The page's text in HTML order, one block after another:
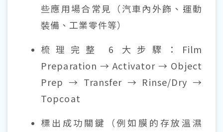
些應用場合常見（汽車內外飾、運動
裝備、工業零件等）
梳理完整 6 大步驟：Film
Preparation → Activator → Object
Prep → Transfer → Rinse/Dry →
Topcoat
標出成功關鍵（例如膜的存放溫濕